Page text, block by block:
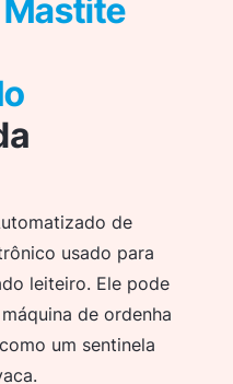
Mastite
de
usado para
leiteiro. Ele pode
de ordenha
um sentinela